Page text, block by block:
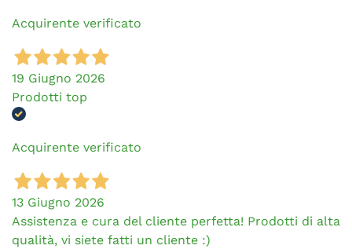
Acquirente verificato
19 Giugno 2026
Prodotti top
Acquirente verificato
13 Giugno 2026
Assistenza e cura del cliente perfetta! Prodotti di alta
qualità, vi siete fatti un cliente :)